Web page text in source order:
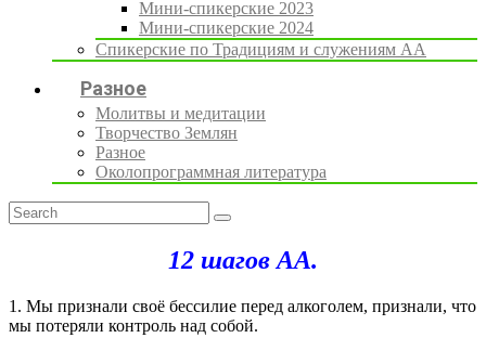
Мини-спикерские 2023
Мини-спикерские 2024
Спикерские по Традициям и служениям АА
Разное
Молитвы и медитации
Творчество Землян
Разное
Околопрограммная литература
12 шагов АА.
1. Мы признали своё бессилие перед алкоголем, признали, что
мы потеряли контроль над собой.